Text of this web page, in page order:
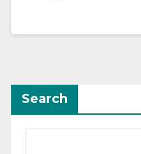
Search